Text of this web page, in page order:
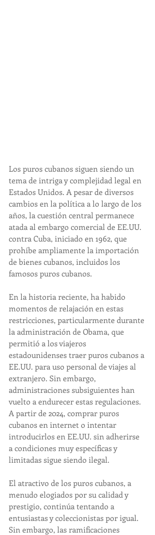
Los puros cubanos siguen siendo un
tema de intriga y complejidad legal en
Estados Unidos. A pesar de diversos
cambios en la política a lo largo de los
años, la cuestión central permanece
atada al embargo comercial de EE.UU.
contra Cuba, iniciado en 1962, que
prohíbe ampliamente la importación
de bienes cubanos, incluidos los
famosos puros cubanos.
En la historia reciente, ha habido
momentos de relajación en estas
restricciones, particularmente durante
la administración de Obama, que
permitió a los viajeros
estadounidenses traer puros cubanos a
EE.UU. para uso personal de viajes al
extranjero. Sin embargo,
administraciones subsiguientes han
vuelto a endurecer estas regulaciones.
A partir de 2024, comprar puros
cubanos en internet o intentar
introducirlos en EE.UU. sin adherirse
a condiciones muy específicas y
limitadas sigue siendo ilegal.
El atractivo de los puros cubanos, a
menudo elogiados por su calidad y
prestigio, continúa tentando a
entusiastas y coleccionistas por igual.
Sin embargo, las ramificaciones